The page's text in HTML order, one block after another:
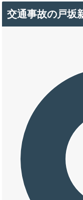
交通事故の戸坂